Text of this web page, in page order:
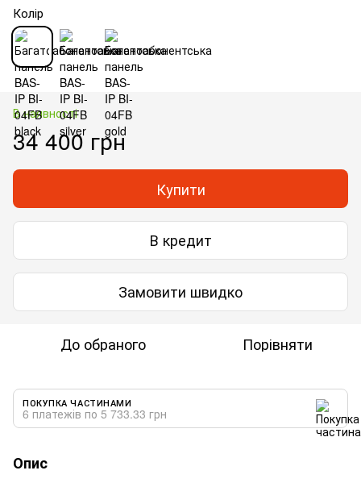
Колір
В наявності
34 400 грн
Купити
В кредит
Замовити швидко
До обраного Порівняти
ПОКУПКА ЧАСТИНАМИ
6 платежів по 5 733.33 грн
Опис